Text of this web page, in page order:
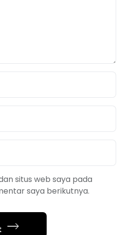
situs web saya pada
saya berikutnya.